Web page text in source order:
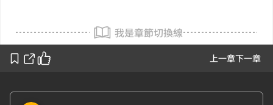
上一章下一章
我是章節切換線